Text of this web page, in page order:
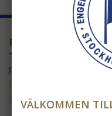
PRENUMERERA
Ta del av våra bästa
produktnyheter!
VÄLKOMMEN